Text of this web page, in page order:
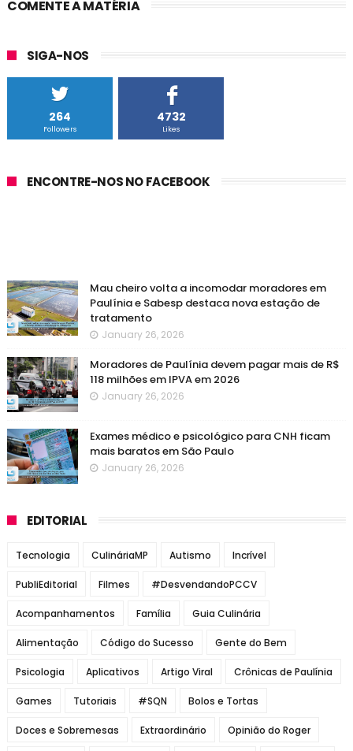
COMENTE A MATÉRIA
SIGA-NOS
264
Followers
4732
Likes
ENCONTRE-NOS NO FACEBOOK
Mau cheiro volta a incomodar moradores em
Paulínia e Sabesp destaca nova estação de
tratamento
January 26, 2026
Moradores de Paulínia devem pagar mais de R$
118 milhões em IPVA em 2026
January 26, 2026
Exames médico e psicológico para CNH ficam
mais baratos em São Paulo
January 26, 2026
EDITORIAL
Tecnologia CulináriaMP Autismo Incrível
PubliEditorial Filmes #DesvendandoPCCV
Acompanhamentos Família Guia Culinária
Alimentação Código do Sucesso Gente do Bem
Psicologia Aplicativos Artigo Viral Crônicas de Paulínia
Games Tutoriais #SQN Bolos e Tortas
Doces e Sobremesas Extraordinário Opinião do Roger